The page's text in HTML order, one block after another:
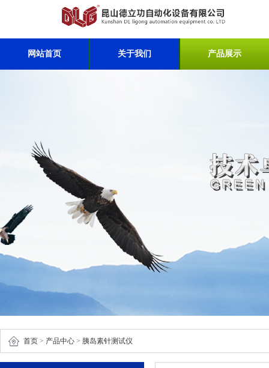
网站首页 关于我们 产品展示
首页 > 产品中心 > 胰岛素针测试仪